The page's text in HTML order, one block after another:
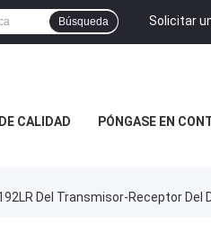
Solicitar
Búsqueda
CALIDAD PÓNGASE EN
Del Transmisor-Receptor Del